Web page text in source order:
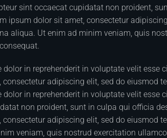
sint occaecat cupidatat non proident,
ipsum dolor sit amet, consectetur
aliqua. Ut enim ad minim veniam, quis
dolor in reprehenderit in voluptate velit
consectetur adipiscing elit, sed do eiusmod
dolor in reprehenderit in voluptate velit
non proident, sunt in culpa qui officia
consectetur adipiscing elit, sed do eiusmod
veniam, quis nostrud exercitation